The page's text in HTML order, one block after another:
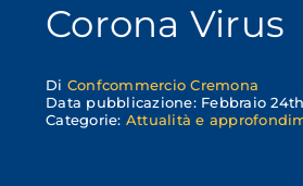
Corona Virus
Di Confcommercio Cremona
Data pubblicazione: Febbraio
Categorie: Attualità e